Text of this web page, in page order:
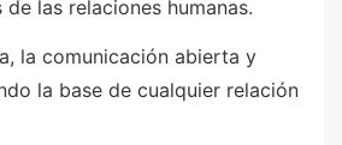
las relaciones humanas.
la comunicación abierta y
la base de cualquier relación